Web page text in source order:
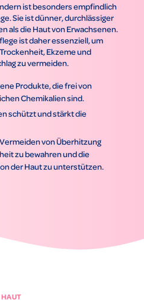
ist besonders empfindlich
Sie ist dünner, durchlässiger
als die Haut von Erwachsenen.
ist daher essenziell, um
Ekzeme und
zu vermeiden.
Produkte, die frei von
Chemikalien sind.
schützt und stärkt die
von Überhitzung
zu bewahren und die
der Haut zu unterstützen.
HAUT